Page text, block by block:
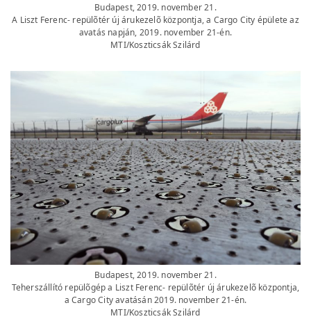
Budapest, 2019. november 21.
A Liszt Ferenc- repülõtér új árukezelõ központja, a Cargo City épülete az
avatás napján, 2019. november 21-én.
MTI/Koszticsák Szilárd
Budapest, 2019. november 21.
Teherszállító repülõgép a Liszt Ferenc- repülõtér új árukezelõ központja,
a Cargo City avatásán 2019. november 21-én.
MTI/Koszticsák Szilárd